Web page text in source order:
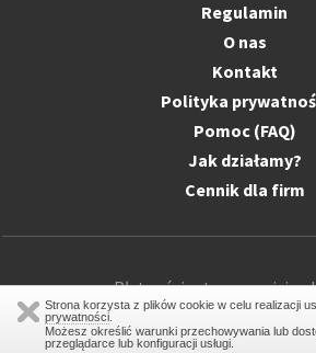
Regulamin
O nas
Kontakt
Polityka
Pomoc (FAQ)
Jak działamy?
Cennik dla firm
Płatności w tym serwisie
Strona korzysta z plików cookie w celu realizacji
prywatności
Możesz określić warunki przechowywania lub
przeglądarce lub konfiguracji usługi.